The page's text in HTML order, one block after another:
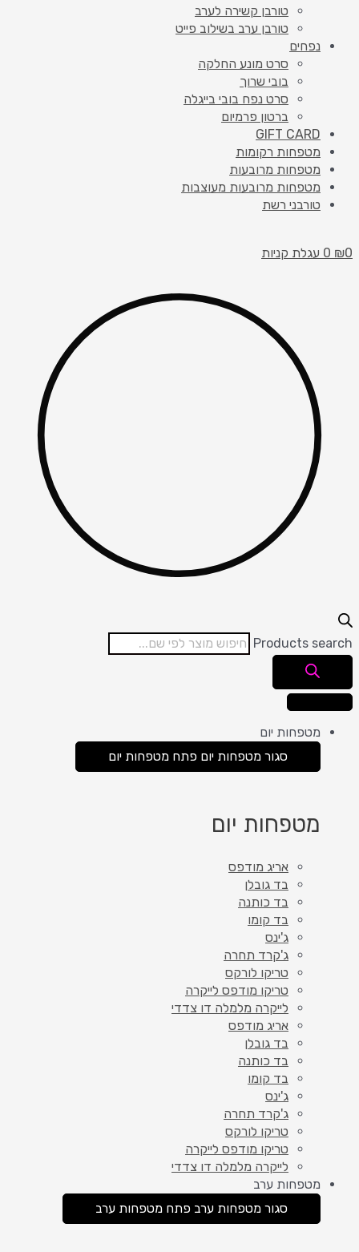
טורבן קשירה לערב
טורבן ערב בשילוב פייט
נפחים
סרט מונע החלקה
בובי שרוך
סרט נפח בובי בייגלה
ברטון פרמיום
GIFT CARD
מטפחות רקומות
מטפחות מרובעות
מטפחות מרובעות מעוצבות
טורבני רשת
עגלת קניות
Products
מטפחות יום
סגור מטפחות יום פתח מטפחות יום
מטפחות יום
אריג מודפס
בד גובלן
בד כותנה
בד קומו
ג'ינס
ג'קרד תחרה
טריקו לורקס
טריקו מודפס לייקרה
לייקרה מלמלה דו צדדי
אריג מודפס
בד גובלן
בד כותנה
בד קומו
ג'ינס
ג'קרד תחרה
טריקו לורקס
טריקו מודפס לייקרה
לייקרה מלמלה דו צדדי
מטפחות ערב
סגור מטפחות ערב פתח מטפחות ערב